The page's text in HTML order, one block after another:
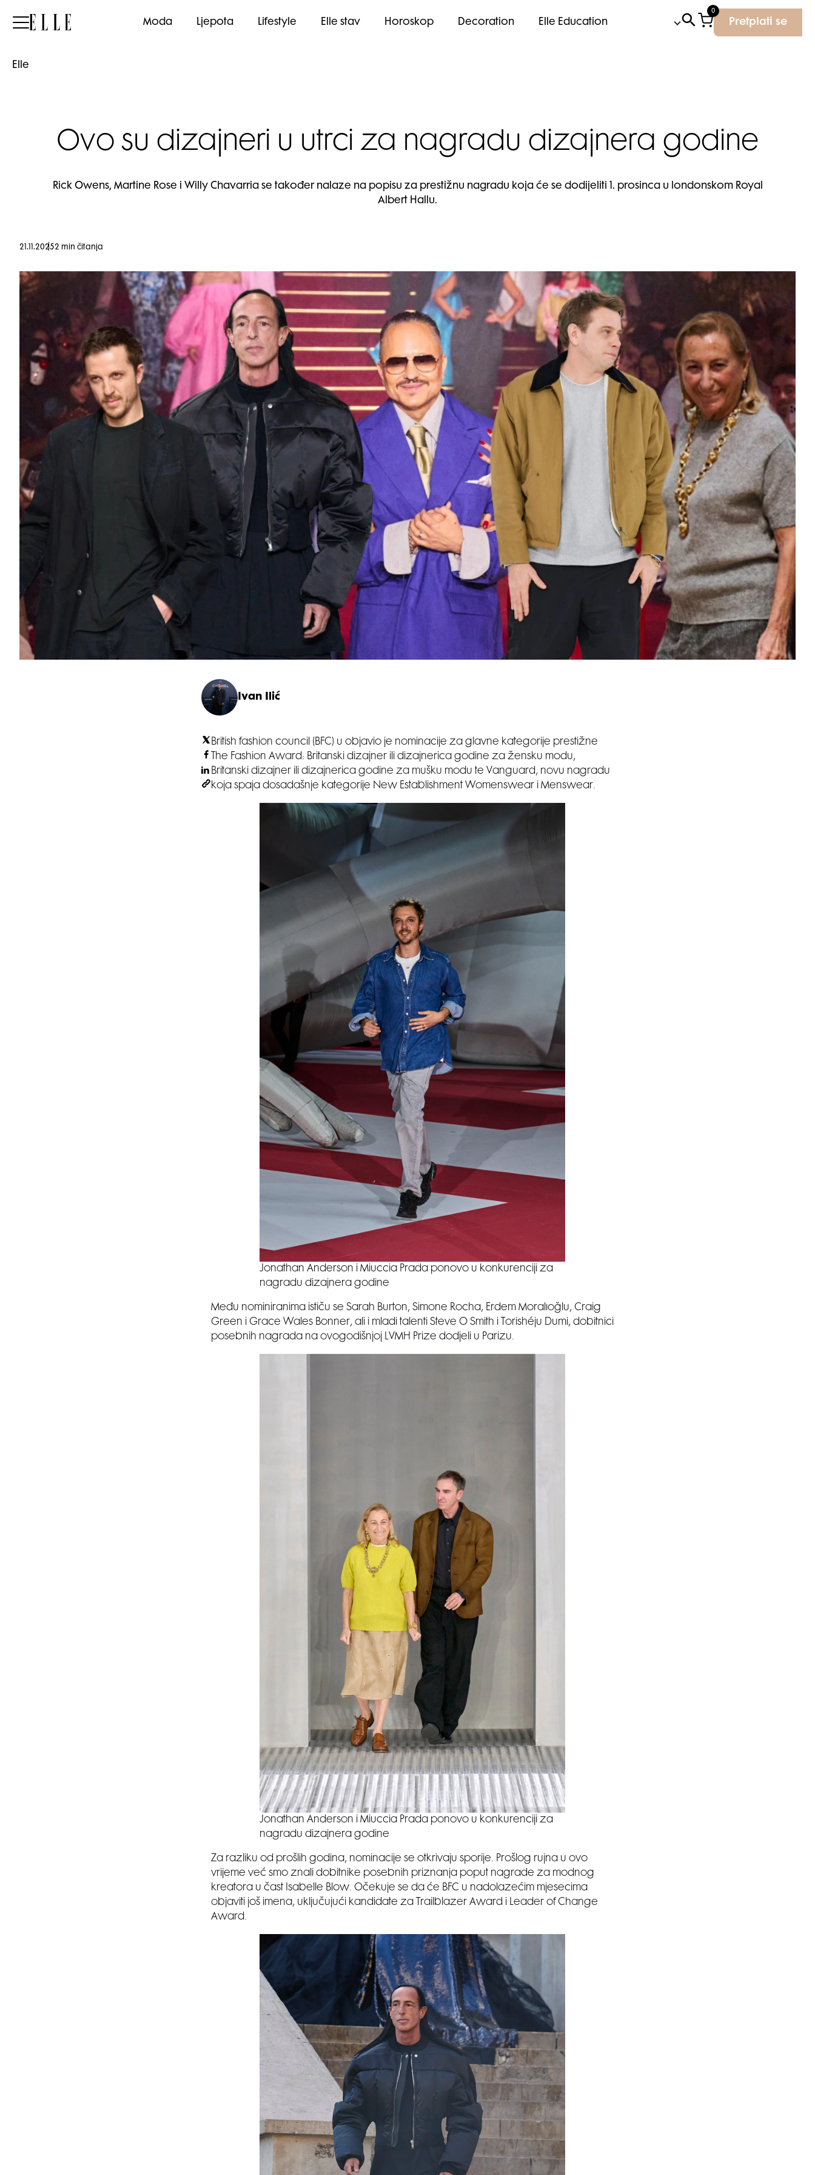
Elle Moda Ljepota Lifestyle Elle stav Horoskop Decoration Elle Education
0
Pretplati se
Elle
Ovo su dizajneri u utrci za nagradu dizajnera godine
Rick Owens, Martine Rose i Willy Chavarria se također nalaze na popisu za prestižnu nagradu koja će se dodijeliti 1. prosinca u londonskom Royal
Albert Hallu.
21.11.20252 min čitanja
Ivan Ilić
British fashion council (BFC) u objavio je nominacije za glavne kategorije prestižne
The Fashion Award: Britanski dizajner ili dizajnerica godine za žensku modu,
Britanski dizajner ili dizajnerica godine za mušku modu te Vanguard, novu nagradu
koja spaja dosadašnje kategorije New Establishment Womenswear i Menswear.
Jonathan Anderson i Miuccia Prada ponovo u konkurenciji za
nagradu dizajnera godine
Među nominiranima ističu se Sarah Burton, Simone Rocha, Erdem Moralıoğlu, Craig
Green i Grace Wales Bonner, ali i mladi talenti Steve O Smith i Torishéju Dumi, dobitnici
posebnih nagrada na ovogodišnjoj LVMH Prize dodjeli u Parizu.
Jonathan Anderson i Miuccia Prada ponovo u konkurenciji za
nagradu dizajnera godine
Za razliku od prošlih godina, nominacije se otkrivaju sporije. Prošlog rujna u ovo
vrijeme već smo znali dobitnike posebnih priznanja poput nagrade za modnog
kreatora u čast Isabelle Blow. Očekuje se da će BFC u nadolazećim mjesecima
objaviti još imena, uključujući kandidate za Trailblazer Award i Leader of Change
Award.